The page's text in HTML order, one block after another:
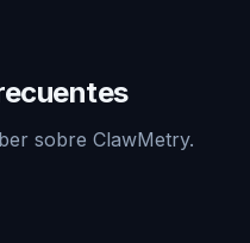
sobre ClawMetry.